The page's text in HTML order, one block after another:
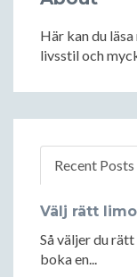
Här kan du
livsstil och
Recent Posts
Välj rätt
Så väljer du
boka en...